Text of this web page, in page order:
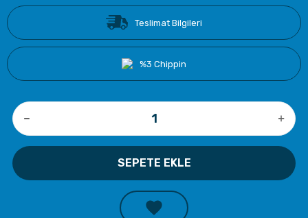
Teslimat Bilgileri
%3 Chippin
SEPETE EKLE